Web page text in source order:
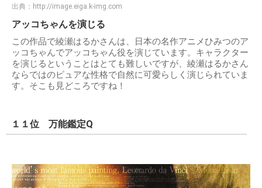
出典： http://image.eiga.k-img.com
アッコちゃんを演じる
この作品で綾瀬はるかさんは、日本の名作アニメひみつのア
ッコちゃんでアッコちゃん役を演じています。キャラクター
を演じるということはとても難しいですが、綾瀬はるかさん
ならではのピュアな性格で自然に可愛らしく演じられていま
す。そこも見どころですね！
１１位 万能鑑定Q